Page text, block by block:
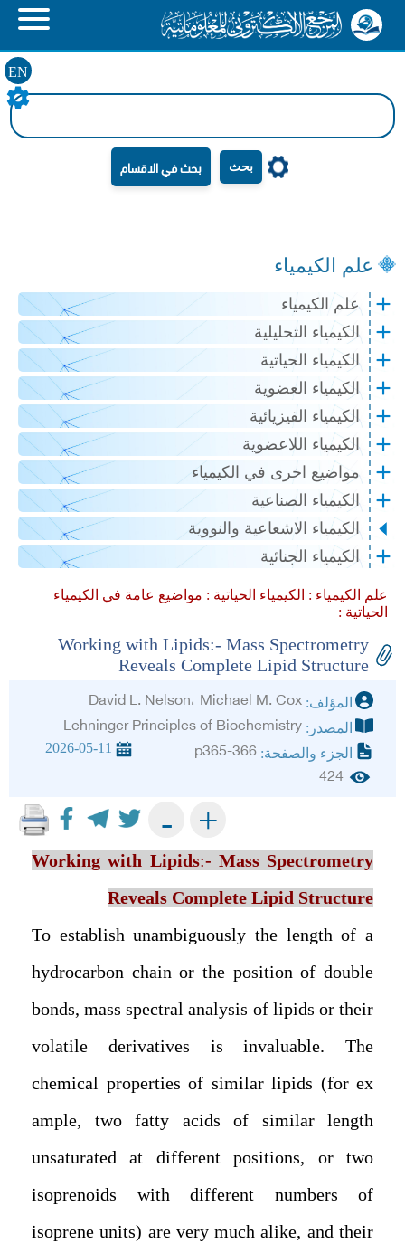
EN
بحث
علم الكيمياء
علم الكيمياء
الكيمياء التحليلية
الكيمياء الحياتية
الكيمياء العضوية
الكيمياء الفيزيائية
الكيمياء اللاعضوية
مواضيع اخرى في الكيمياء
الكيمياء الصناعية
الكيمياء الاشعاعية والنووية
الكيمياء الجنائية
علم الكيمياء : الكيمياء الحياتية : مواضيع عامة في الكيمياء
الحياتية :
Working with Lipids:- Mass Spectrometry
Reveals Complete Lipid Structure
المؤلف: David L. Nelson، Michael M. Cox
المصدر: Lehninger Principles of Biochemistry
الجزء والصفحة: p365-366
2026-05-11
424
+
-
Working with Lipids:- Mass Spectrometry
Reveals Complete Lipid Structure
To establish unambiguously the length of a
hydrocarbon chain or the position of double
bonds, mass spectral analysis of lipids or their
volatile derivatives is invaluable. The
chemical properties of similar lipids (for ex
ample, two fatty acids of similar length
unsaturated at different positions, or two
isoprenoids with different numbers of
isoprene units) are very much alike, and their